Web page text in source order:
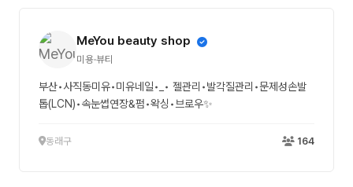
MeYou beauty shop
미용·뷰티
부산•사직동미유•미유네일•_• 젤관리•발각질관리•문제성손발
톱(LCN)•속눈썹연장&펌•왁싱•브로우✨
동래구 164